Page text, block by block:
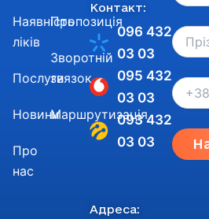
Адреса:
Контакт:
096 432
03 03
095 432
03 03
093 432
03 03
Наявність
ліків
Послуги
Новини
Про
нас
Пропозиція
Зворотній
звязок
Маршрутизація